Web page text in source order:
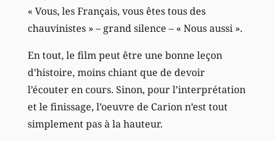
« Vous, les Français, vous êtes tous des
chauvinistes » – grand silence – « Nous aussi ».
En tout, le film peut être une bonne leçon
d’histoire, moins chiant que de devoir
l’écouter en cours. Sinon, pour l’interprétation
et le finissage, l’oeuvre de Carion n’est tout
simplement pas à la hauteur.